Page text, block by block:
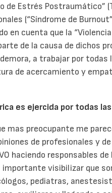
de Estrés Postraumático”
(“Síndrome de
en cuenta que la
de la causa de dichos
a trabajar por
de acercamiento y
es ejercida por todas
mas preocupante me
de profesionales y
haciendo responsables
importante visibilizar que
pediatras,